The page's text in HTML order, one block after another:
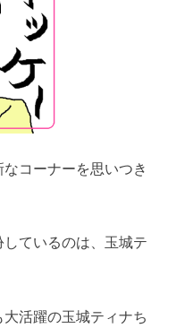
コーナーを思いつき
ているのは、玉城テ
活躍の玉城ティナち